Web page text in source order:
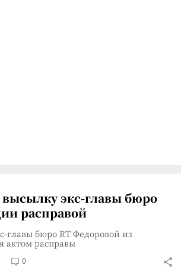
экс-главы бюро
расправой
бюро RT Федоровой из
актом расправы
0